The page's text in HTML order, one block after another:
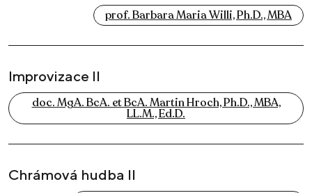
prof. Barbara Maria Willi, Ph.D., MBA
Improvizace II
doc. MgA. BcA. et BcA. Martin Hroch, Ph.D., MBA,
LL.M., Ed.D.
Chrámová hudba II